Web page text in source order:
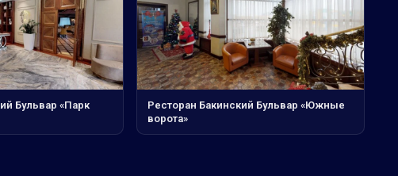
Бульвар «Парк
Ресторан Бакинский Бульвар «Южные
ворота»